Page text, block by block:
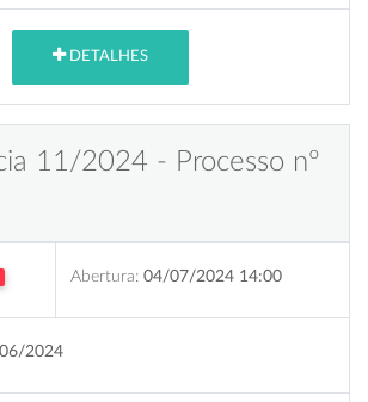
DETALHES
11/2024 - Processo nº
Abertura: 04/07/2024 14:00
2024